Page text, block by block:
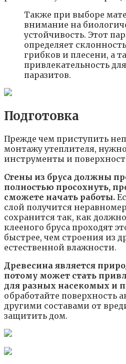
Также при выборе
внимание на
устойчивость. Этот
определяет
грибков и плесени, а
привлекательность
паразитов.
Подготовка
Прежде чем приступить
монтажу утеплителя,
инструменты и
Стены из бруса должны
полностью просохнуть,
сможете начать работы.
слой получится
сохранится так, как
клееного бруса проходят
быстрее, чем строения из
естественной влажности.
Древесина является
потому может стать
для разных насекомых и
обработайте поверхность
другими составами от
защитить дом.